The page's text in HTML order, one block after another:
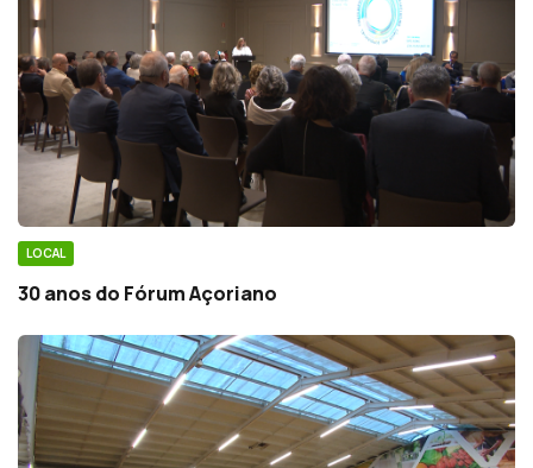
LOCAL
30 anos do Fórum Açoriano